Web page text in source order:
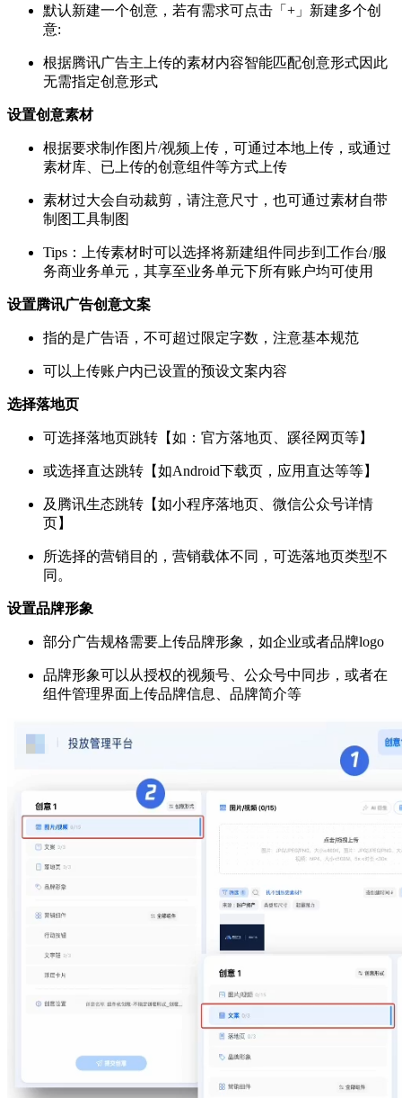
默认新建一个创意，若有需求可点击「+」新建多个创
意:
根据腾讯广告主上传的素材内容智能匹配创意形式因此
无需指定创意形式
设置创意素材
根据要求制作图片/视频上传，可通过本地上传，或通过
素材库、已上传的创意组件等方式上传
素材过大会自动裁剪，请注意尺寸，也可通过素材自带
制图工具制图
Tips：上传素材时可以选择将新建组件同步到工作台/服
务商业务单元，其享至业务单元下所有账户均可使用
设置腾讯广告创意文案
指的是广告语，不可超过限定字数，注意基本规范
可以上传账户内已设置的预设文案内容
选择落地页
可选择落地页跳转【如：官方落地页、蹊径网页等】
或选择直达跳转【如Android下载页，应用直达等等】
及腾讯生态跳转【如小程序落地页、微信公众号详情
页】
所选择的营销目的，营销载体不同，可选落地页类型不
同。
设置品牌形象
部分广告规格需要上传品牌形象，如企业或者品牌logo
品牌形象可以从授权的视频号、公众号中同步，或者在
组件管理界面上传品牌信息、品牌简介等